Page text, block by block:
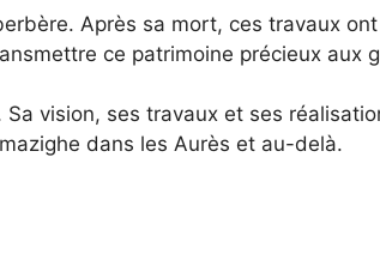
Après sa mort, ces travaux
ce patrimoine précieux aux
vision, ses travaux et ses
dans les Aurès et au-delà.